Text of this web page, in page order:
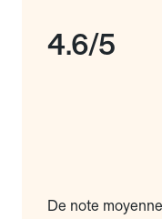
4.6/5
De note